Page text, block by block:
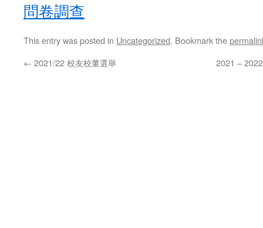
問卷調查
This entry was posted in Uncategorized. Bookmark the
← 2021/22 校友校董選舉 2021 –